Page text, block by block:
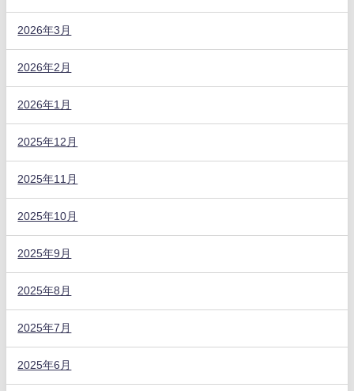
2026年3月
2026年2月
2026年1月
2025年12月
2025年11月
2025年10月
2025年9月
2025年8月
2025年7月
2025年6月